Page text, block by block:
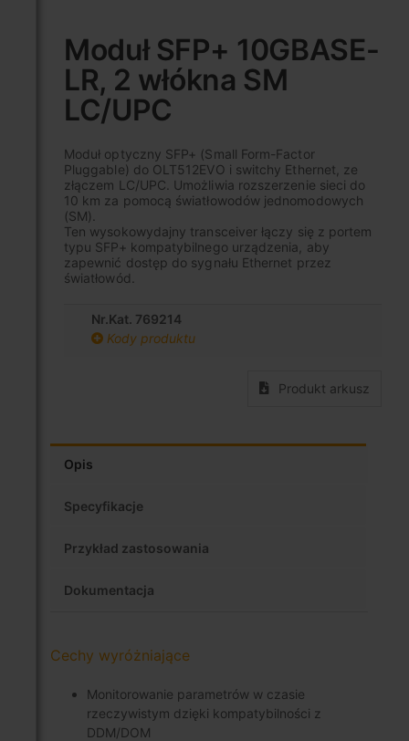
Moduł SFP+ 10GBASE-
LR, 2 włókna SM
LC/UPC
Moduł optyczny SFP+ (Small Form-Factor
Pluggable) do OLT512EVO i switchy Ethernet, ze
złączem LC/UPC. Umożliwia rozszerzenie sieci do
10 km za pomocą światłowodów jednomodowych
(SM).
Ten wysokowydajny transceiver łączy się z portem
typu SFP+ kompatybilnego urządzenia, aby
zapewnić dostęp do sygnału Ethernet przez
światłowód.
Nr.Kat. 769214
Kody produktu
Produkt arkusz
początek
galerii
Opis
Specyfikacje
Przykład zastosowania
Dokumentacja
Cechy wyróżniające
Monitorowanie parametrów w czasie
rzeczywistym dzięki kompatybilności z
DDM/DOM